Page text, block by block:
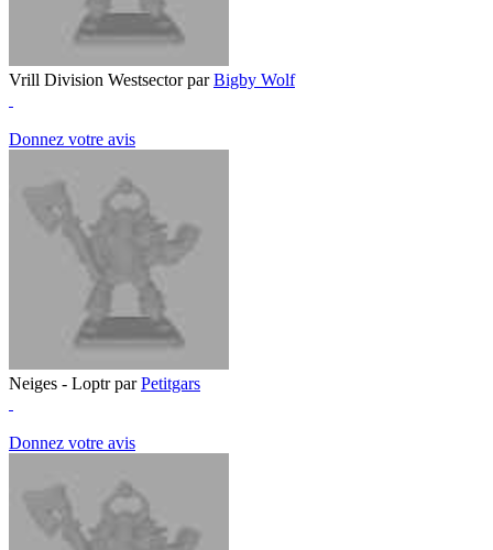
Vrill Division Westsector parBigby Wolf
Donnez votre avis
Neiges - Loptr parPetitgars
Donnez votre avis